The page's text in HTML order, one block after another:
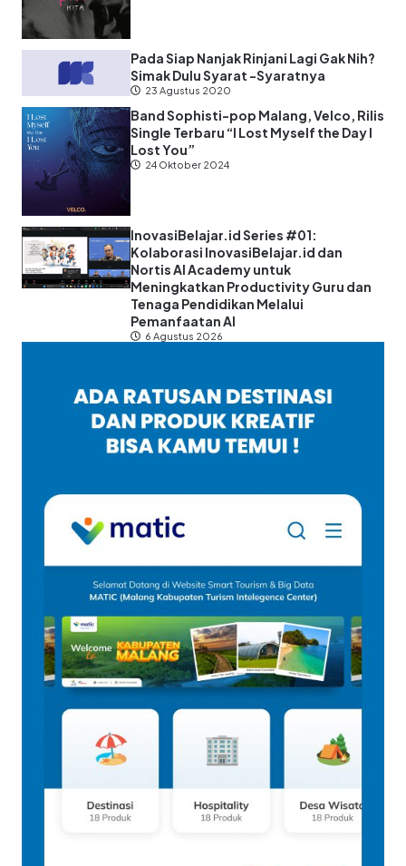
Pada Siap Nanjak Rinjani Lagi Gak Nih?
Simak Dulu Syarat -Syaratnya
23 Agustus 2020
Band Sophisti-pop Malang, Velco, Rilis
Single Terbaru “I Lost Myself the Day I
Lost You”
24 Oktober 2024
InovasiBelajar.id Series #01:
Kolaborasi InovasiBelajar.id dan
Nortis AI Academy untuk
Meningkatkan Productivity Guru dan
Tenaga Pendidikan Melalui
Pemanfaatan AI
6 Agustus 2026